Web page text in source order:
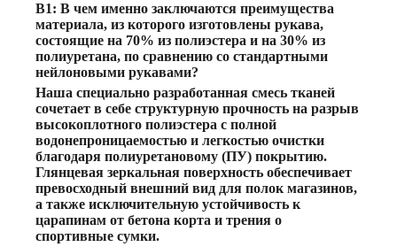
В1: В чем именно заключаются преимущества
материала, из которого изготовлены рукава,
состоящие на 70% из полиэстера и на 30% из
полиуретана, по сравнению со стандартными
нейлоновыми рукавами?
Наша специально разработанная смесь тканей
сочетает в себе структурную прочность на разрыв
высокоплотного полиэстера с полной
водонепроницаемостью и легкостью очистки
благодаря полиуретановому (ПУ) покрытию.
Глянцевая зеркальная поверхность обеспечивает
превосходный внешний вид для полок магазинов,
а также исключительную устойчивость к
царапинам от бетона корта и трения о
спортивные сумки.